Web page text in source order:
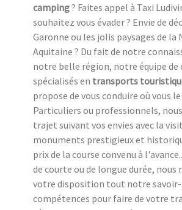
camping? Faites appel à Taxi
souhaitez vous évader ? Envie de
Garonne ou les jolis paysages de la
Aquitaine ? Du fait de notre
notre belle région, notre équipe de
spécialisés en transports
propose de vous conduire où vous
Particuliers ou professionnels,
trajet suivant vos envies avec la
monuments prestigieux et
prix de la course convenu à
de courte ou de longue durée, nous
votre disposition tout notre
compétences pour faire de votre